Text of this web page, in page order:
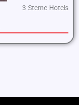
3-Sterne-Hotels